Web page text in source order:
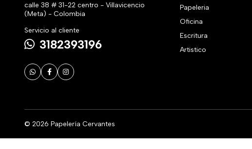
calle 38 # 31-22 centro - Villavicencio
(Meta) - Colombia
Servicio al cliente
3182393196
Papeleria
Oficina
Escritura
Artistico
© 2026 Papelería Cervantes